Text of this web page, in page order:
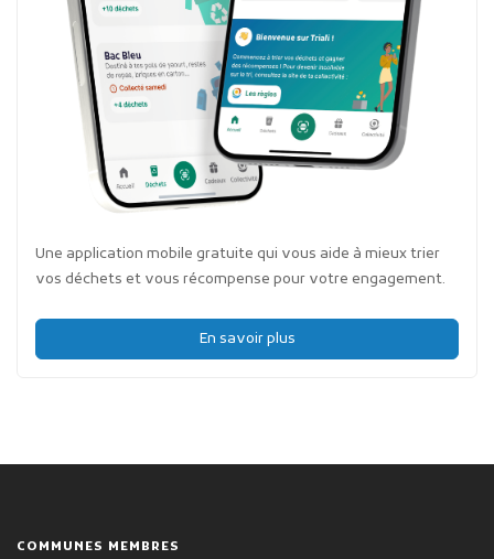
Une application mobile gratuite qui vous aide à mieux trier
vos déchets et vous récompense pour votre engagement.
En savoir plus
COMMUNES MEMBRES